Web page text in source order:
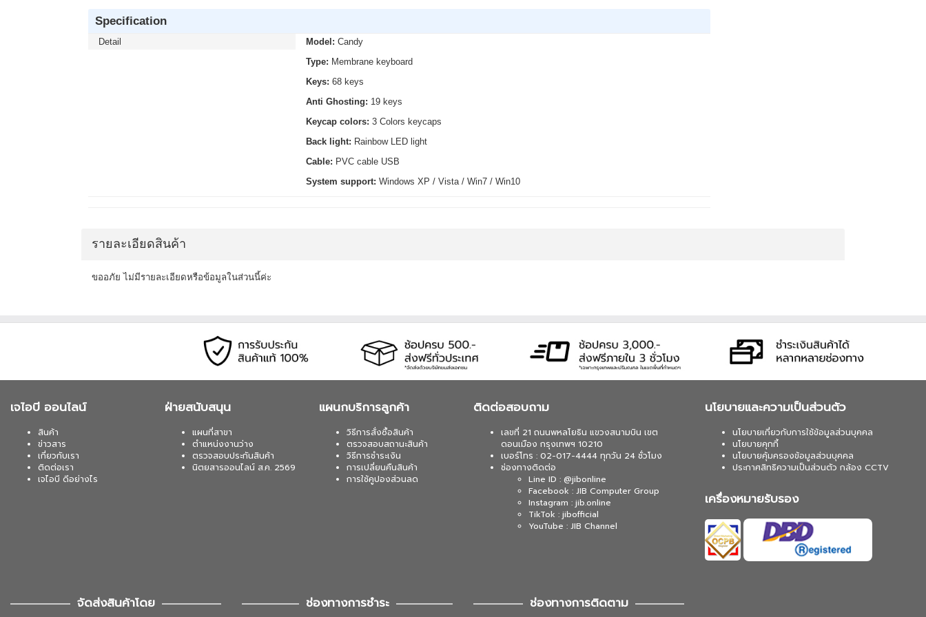
Specification
Detail Model:Candy
Type: Membrane keyboard
Keys:68 keys
Anti Ghosting: 19 keys
Keycap colors:3 Colors keycaps
Back light: Rainbow LED light
Cable: PVC cable USB
System support:Windows XP / Vista / Win7 / Win10
รายละเอียดสินค้า
ขออภัย ไม่มีรายละเอียดหรือข้อมูลในส่วนนี้ค่ะ
เจไอบี ออนไลน์
สินค้า
ข่าวสาร
เกี่ยวกับเรา
ติดต่อเรา
เจไอบี ดีอย่างไร
ฝ่ายสนับสนุน
แผนที่สาขา
ตำแหน่งงานว่าง
ตรวจสอบประกันสินค้า
นิตยสารออนไลน์ ส.ค. 2569
แผนกบริการลูกค้า
วิธีการสั่งซื้อสินค้า
ตรวจสอบสถานะสินค้า
วิธีการชำระเงิน
การเปลี่ยนคืนสินค้า
การใช้คูปองส่วนลด
ติดต่อสอบถาม
เลขที่ 21 ถนนพหลโยธิน แขวงสนามบิน เขต
ดอนเมือง กรุงเทพฯ 10210
เบอร์โทร : 02-017-4444 ทุกวัน 24 ชั่วโมง
ช่องทางติดต่อ
Line ID : @jibonline
Facebook : JIB Computer Group
Instagram : jib.online
TikTok : jibofficial
YouTube : JIB Channel
นโยบายและความเป็นส่วนตัว
นโยบายเกี่ยวกับการใช้ข้อมูลส่วนบุคคล
นโยบายคุกกี้
นโยบายคุ้มครองข้อมูลส่วนบุคคล
ประกาศสิทธิความเป็นส่วนตัว กล้อง CCTV
เครื่องหมายรับรอง
จัดส่งสินค้าโดย ช่องทางการชำระ ช่องทางการติดตาม